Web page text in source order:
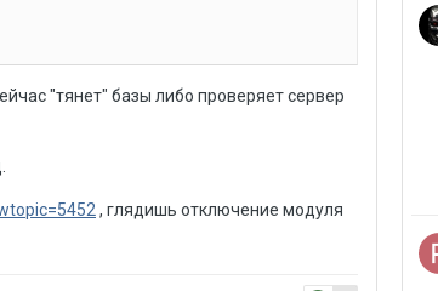
"тянет" базы либо проверяет сервер
, глядишь отключение модуля